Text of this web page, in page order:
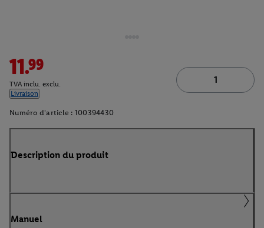
11.99
TVA inclu. exclu.
Livraison
Numéro d'article : 100394430
Description du produit
Manuel